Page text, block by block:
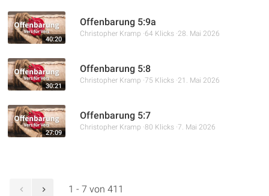
40:20
Offenbarung 5:9a
Christopher Kramp 64 Klicks 28. Mai 2026
30:21
Offenbarung 5:8
Christopher Kramp 75 Klicks 21. Mai 2026
27:09
Offenbarung 5:7
Christopher Kramp 80 Klicks 7. Mai 2026
1 - 7 von 411